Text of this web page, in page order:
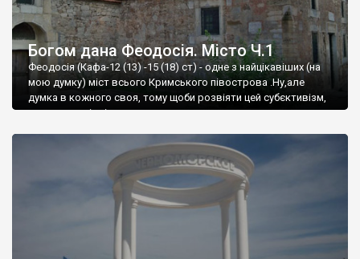
Богом дана Феодосія. Місто Ч.1
Феодосія (Кафа-12 (13) -15 (18) ст) - одне з найцікавіших (на
мою думку) міст всього Кримського півострова .Ну,але
думка в кожного своя, тому щоби розвіяти цей субєктивізм,
запрошую відвідати це